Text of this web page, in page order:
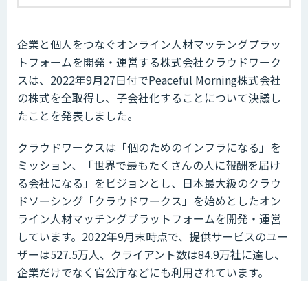
企業と個人をつなぐオンライン人材マッチングプラッ
トフォームを開発・運営する株式会社クラウドワーク
スは、2022年9月27日付でPeaceful Morning株式会社
の株式を全取得し、子会社化することについて決議し
たことを発表しました。
クラウドワークスは「個のためのインフラになる」を
ミッション、「世界で最もたくさんの人に報酬を届け
る会社になる」をビジョンとし、日本最大級のクラウ
ドソーシング「クラウドワークス」を始めとしたオン
ライン人材マッチングプラットフォームを開発・運営
しています。2022年9月末時点で、提供サービスのユー
ザーは527.5万人、クライアント数は84.9万社に達し、
企業だけでなく官公庁などにも利用されています。